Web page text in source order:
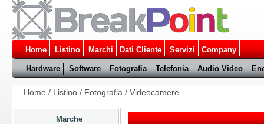
Home Listino Marchi Dati Cliente Servizi Company
Hardware Software Fotografia Telefonia Audio Video
Home / Listino/ Fotografia/ Videocamere
Marche